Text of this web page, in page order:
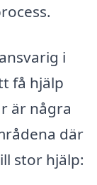
i
få hjälp
är några
där
stor hjälp: